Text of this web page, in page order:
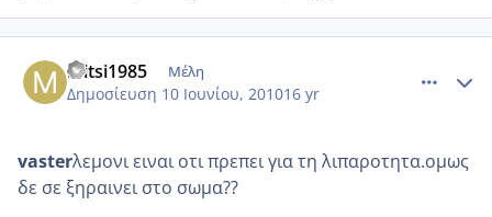
mitsi1985 Μέλη
Δημοσίευση 10 Ιουνίου, 201016 yr
vasterλεμονι ειναι οτι πρεπει για τη λιπαροτητα.ομως
δε σε ξηραινει στο σωμα??